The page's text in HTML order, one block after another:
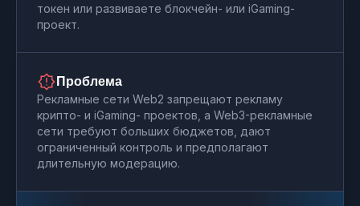
токен или развиваете блокчейн- или iGaming-
проект.
Проблема
Рекламные сети Web2 запрещают рекламу
крипто- и iGaming- проектов, а Web3-рекламные
сети требуют больших бюджетов, дают
ограниченный контроль и предполагают
длительную модерацию.